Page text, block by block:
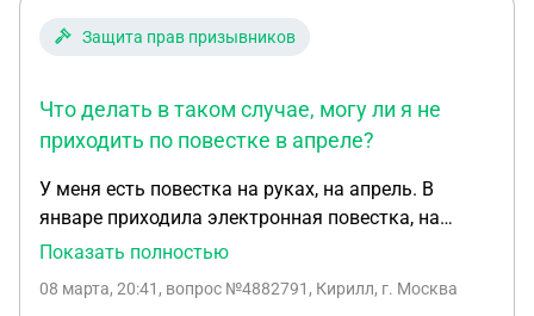
Защита прав призывников
Что делать в таком случае, могу ли я не
приходить по повестке в апреле?
У меня есть повестка на руках, на апрель. В
январе приходила электронная повестка, на
конец января. Ходил в военкомат, там сказали
апреле. На днях в госуслугах пришло
Показать полностью
08 марта, 20:41 , вопрос №4882791, Кирилл, г. Москва